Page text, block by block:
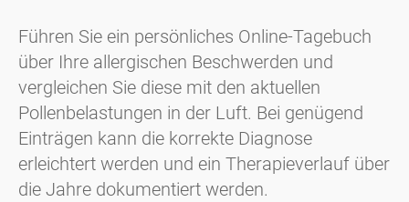
Führen Sie ein persönliches Online-Tagebuch
über Ihre allergischen Beschwerden und
vergleichen Sie diese mit den aktuellen
Pollenbelastungen in der Luft. Bei genügend
Einträgen kann die korrekte Diagnose
erleichtert werden und ein Therapieverlauf über
die Jahre dokumentiert werden.